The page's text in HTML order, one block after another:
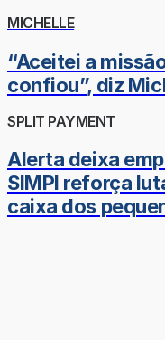
MICHELLE
“Aceitei a
confiou”, diz
SPLIT PAYMENT
Alerta deixa
SIMPI reforça
caixa dos